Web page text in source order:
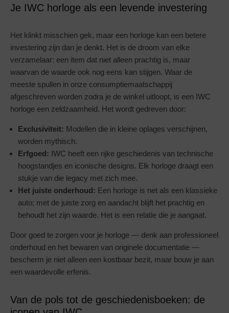
Je IWC horloge als een levende investering
Het klinkt misschien gek, maar een horloge kan een betere
investering zijn dan je denkt. Het is de droom van elke
verzamelaar: een item dat niet alleen prachtig is, maar
waarvan de waarde ook nog eens kan stijgen. Waar de
meeste spullen in onze consumptiemaatschappij
afgeschreven worden zodra je de winkel uitloopt, is een IWC
horloge een zeldzaamheid. Het wordt gedreven door:
Exclusiviteit: Modellen die in kleine oplages verschijnen,
worden mythisch.
Erfgoed: IWC heeft een rijke geschiedenis van technische
hoogstandjes en iconische designs. Elk horloge draagt een
stukje van die legacy met zich mee.
Het juiste onderhoud: Een horloge is net als een klassieke
auto; met de juiste zorg en aandacht blijft het prachtig en
behoudt het zijn waarde. Het is een relatie die je aangaat.
Door goed te zorgen voor je horloge — denk aan professioneel
onderhoud en het bewaren van originele documentatie —
bescherm je niet alleen een kostbaar bezit, maar bouw je aan
een waardevolle erfenis.
Van de pols tot de geschiedenisboeken: de